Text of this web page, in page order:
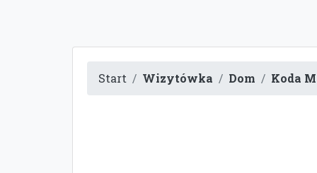
Start Wizytówka Dom Koda